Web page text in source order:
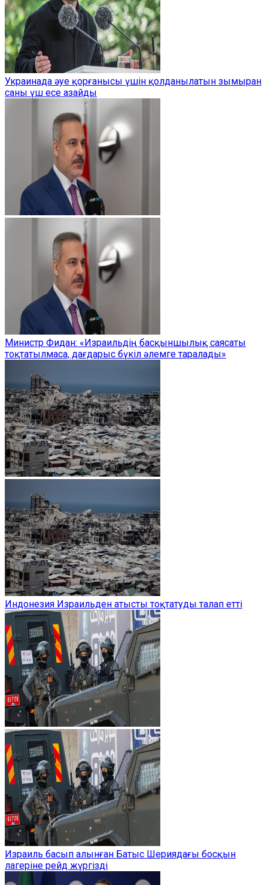
Украинада әуе қорғанысы үшін қолданылатын зымыран
саны үш есе азайды
Министр Фидан: «Израильдің басқыншылық саясаты
тоқтатылмаса, дағдарыс бүкіл әлемге таралады»
Индонезия Израильден атысты тоқтатуды талап етті
Израиль басып алынған Батыс Шериядағы босқын
лагеріне рейд жүргізді